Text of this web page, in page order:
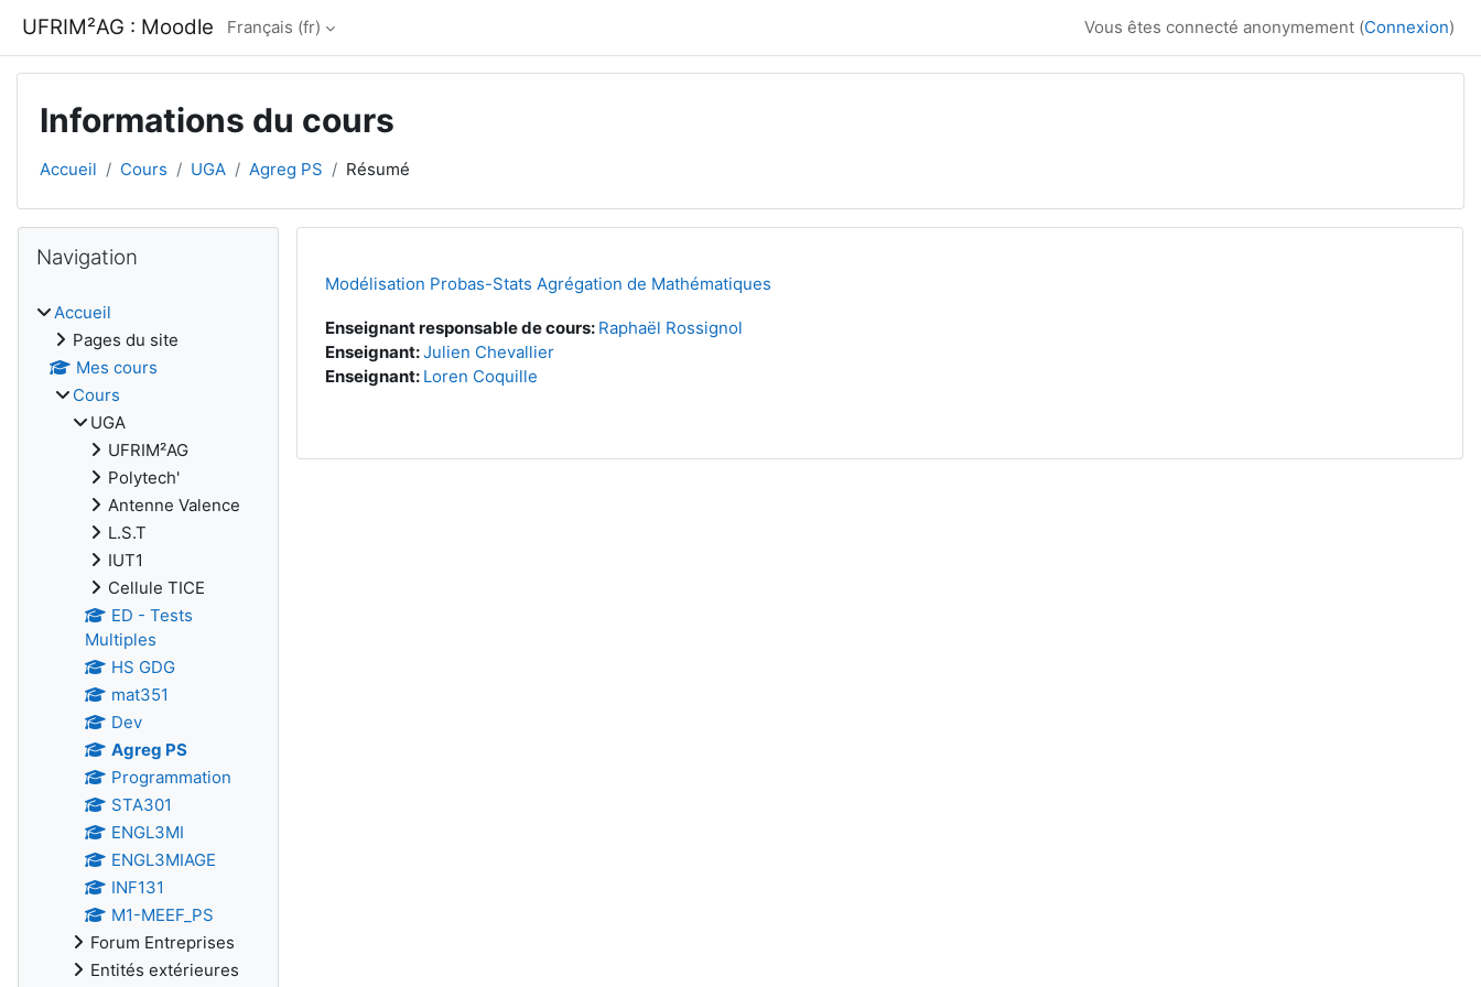
UFRIM²AG : Moodle Français ‎(fr)‎ Vous êtes connecté anonymement (Connexion)
Informations du cours
Accueil Cours UGA Agreg PS Résumé
Modélisation Probas-Stats Agrégation de Mathématiques
Enseignant responsable de cours: Raphaël Rossignol
Enseignant:Julien Chevallier
Enseignant: Loren Coquille
Blocs
Navigation
Accueil
Pages du site
Mes cours
Cours
UGA
UFRIM²AG
Polytech'
Antenne Valence
L.S.T
IUT1
Cellule TICE
ED - Tests
Multiples
HS GDG
mat351
Dev
Agreg PS
Programmation
STA301
ENGL3MI
ENGL3MIAGE
INF131
M1-MEEF_PS
Forum Entreprises
Entités extérieures